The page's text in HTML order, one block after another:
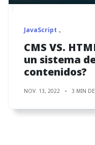
JavaScript
CMS VS.
un sistema
contenidos?
NOV. 13, 2022 3 MIN